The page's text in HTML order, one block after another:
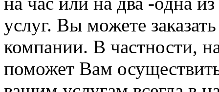
услуг. Вы можете
компании. В частности,
поможет Вам